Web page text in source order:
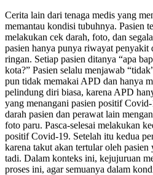
Cerita lain dari tenaga medis yang
memantau kondisi tubuhnya. Pasien
melakukan cek darah, foto, dan
pasien hanya punya riwayat penyakit
ringan. Setiap pasien ditanya “apa
kota?” Pasien selalu menjawab
pun tidak memakai APD dan hanya
pelindung diri biasa, karena APD
yang menangani pasien positif
darah pasien dan perawat lain
foto paru. Pasca-selesai melakukan
positif Covid-19. Setelah itu kedua
karena takut akan tertular oleh
tadi. Dalam konteks ini, kejujuruan
proses ini, agar semuanya dalam